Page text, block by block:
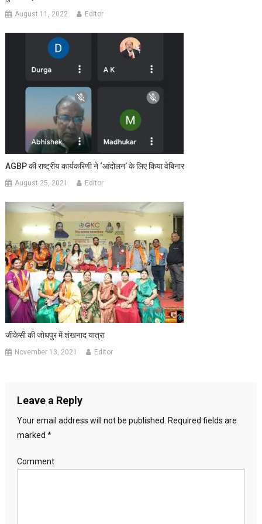
August 11, 2022 Editor
AGBP की राष्ट्रीय कार्यकरिणी ने ‘आंदोलन’ के लिए किया वेबिनार
August 25, 2021 Editor
जीकेसी की जोधपुर में शंखनाद यात्रा
November 13, 2021 Editor
Leave a Reply
Your email address will not be published. Required fields are
marked *
Comment